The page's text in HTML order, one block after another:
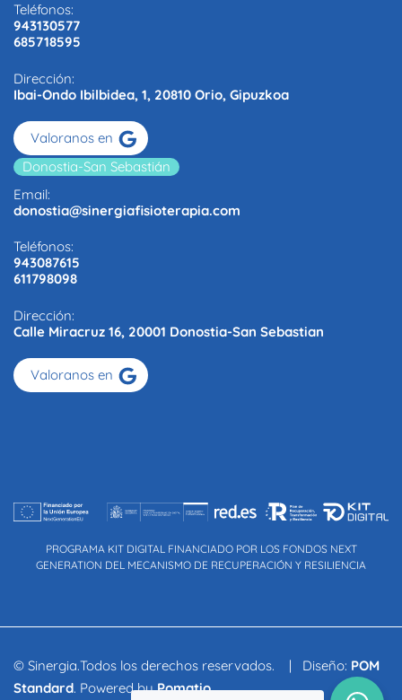
Teléfonos:
943130577
685718595
Dirección:
Ibai-Ondo Ibilbidea, 1, 20810 Orio, Gipuzkoa
Valoranos en
Donostia-San Sebastián
Email:
donostia@sinergiafisioterapia.com
Teléfonos:
943087615
611798098
Dirección:
Calle Miracruz 16, 20001 Donostia-San Sebastian
Valoranos en
PROGRAMA KIT DIGITAL FINANCIADO POR LOS FONDOS NEXT
GENERATION DEL MECANISMO DE RECUPERACIÓN Y RESILIENCIA
© Sinergia.Todos los derechos reservados. | Diseño: POM
Standard. Powered byPomatio.